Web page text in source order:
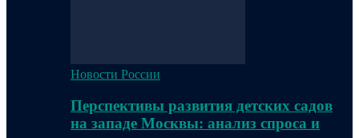
Новости России
Перспективы развития детских садов
на западе Москвы: анализ спроса и